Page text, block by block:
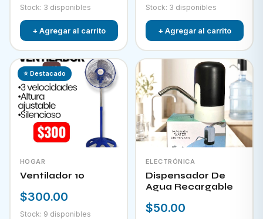
Stock: 3 disponibles
+ Agregar al carrito
Stock: 3 disponibles
+ Agregar al carrito
⭐ Destacado
HOGAR
Ventilador 10
$300.00
Stock: 9 disponibles
ELECTRÓNICA
Dispensador De
Agua Recargable
$50.00